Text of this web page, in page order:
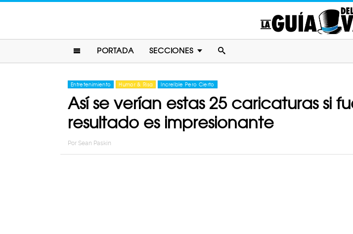
PORTADA SECCIONES
Entretenimiento Humor & Risa Increíble Pero Cierto
Así se verían estas 25 caricaturas si
resultado es impresionante
Por Sean Paskin